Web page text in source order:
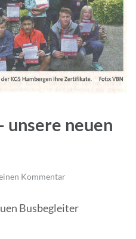
unsere neuen
Kommentar
Busbegleiter